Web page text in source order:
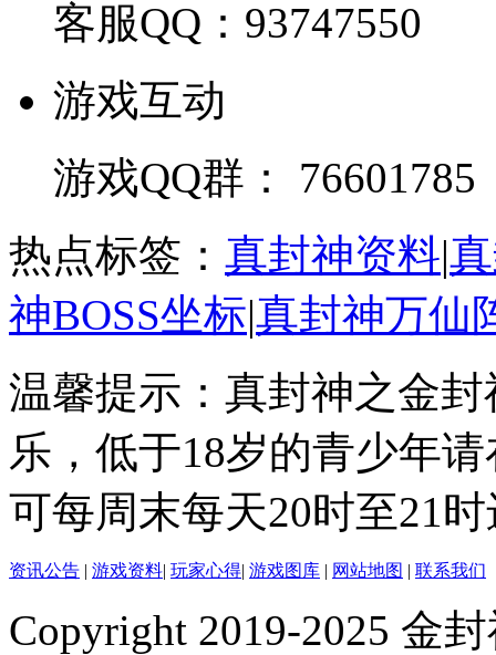
客服QQ：93747550
游戏互动
游戏QQ群： 76601785
热点标签： 真封神资料|
神BOSS坐标|真封神万仙
温馨提示：真封神之金
乐，低于18岁的青少年
可每周末每天20时至21
资讯公告 | 游戏资料| 玩家心得| 游戏图库 | 网站地图 | 联系我们
Copyright 2019-2025 金